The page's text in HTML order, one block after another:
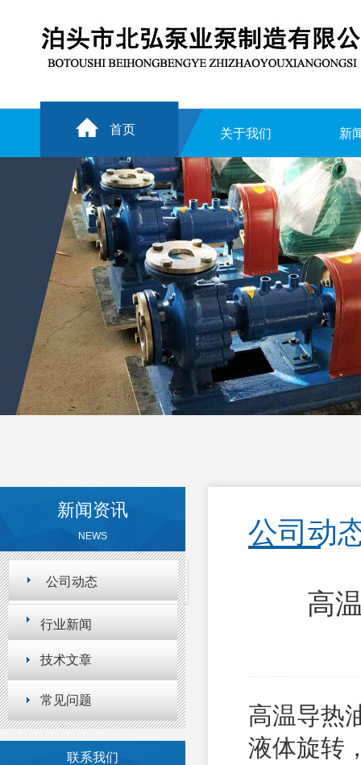
首页 关于我们 新
新闻资讯
NEWS
公司动态
行业新闻
技术文章
常见问题
联系我们
公司动
高
高温导热
液体旋转